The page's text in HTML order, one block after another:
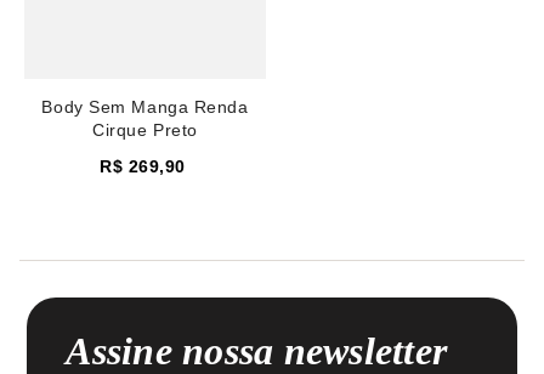
Body Sem Manga Renda
Cirque Preto
R$ 269,90
Assine nossa newsletter